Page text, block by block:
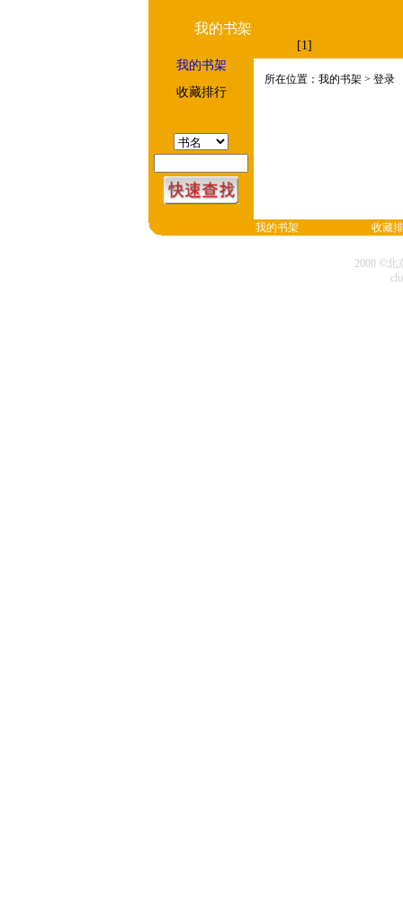
我的书架
[1]
我的书架
收藏排行
所在位置：我的书架 > 登录
我的书架 收藏
2000 ©北